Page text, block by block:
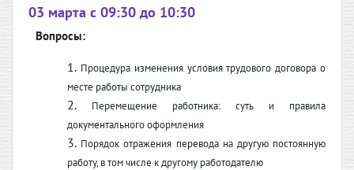
03 марта c 09:30 до 10:30
Вопросы:
Процедура изменения условия трудового договора о
месте работы сотрудника
Перемещение работника: суть и правила
документального оформления
Порядок отражения перевода на другую постоянную
работу, в том числе к другому работодателю